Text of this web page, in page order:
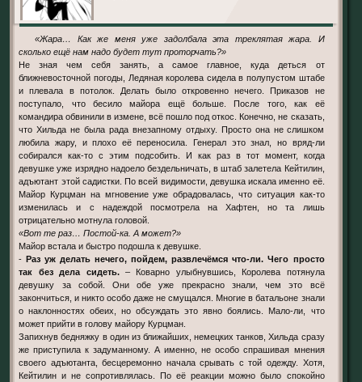
«Жара… Как же меня уже задолбала эта треклятая жара. И
сколько ещё нам надо будет тут проторчать?»
Не зная чем себя занять, а самое главное, куда деться от
ближневосточной погоды, Ледяная королева сидела в полупустом штабе
и плевала в потолок. Делать было откровенно нечего. Приказов не
поступало, что бесило майора ещё больше. После того, как её
командира обвинили в измене, всё пошло под откос. Конечно, не сказать,
что Хильда не была рада внезапному отдыху. Просто она не слишком
любила жару, и плохо её переносила. Генерал это знал, но вряд-ли
собирался как-то с этим подсобить. И как раз в тот момент, когда
девушке уже изрядно надоело бездельничать, в штаб залетела Кейтилин,
адъютант этой садистки. По всей видимости, девушка искала именно её.
Майор Курцман на мгновение уже обрадовалась, что ситуация как-то
изменилась и с надеждой посмотрела на Хафтен, но та лишь
отрицательно мотнула головой.
«Вот те раз… Постой-ка. А может?»
Майор встала и быстро подошла к девушке.
-Раз уж делать нечего, пойдем, развлечёмся что-ли. Чего просто
так без дела сидеть.– Коварно улыбнувшись, Королева потянула
девушку за собой. Они обе уже прекрасно знали, чем это всё
закончиться, и никто особо даже не смущался. Многие в батальоне знали
о наклонностях обеих, но обсуждать это явно боялись. Мало-ли, что
может прийти в голову майору Курцман.
Запихнув бедняжку в один из ближайших, немецких танков, Хильда сразу
же приступила к задуманному. А именно, не особо спрашивая мнения
своего адъютанта, бесцеремонно начала срывать с той одежду. Хотя,
Кейтилин и не сопротивлялась. По её реакции можно было спокойно